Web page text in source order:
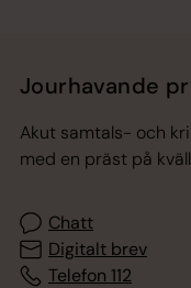
Jourhavande
Akut samtals- och
med en präst på
Chatt
Digitalt brev
Telefon 112